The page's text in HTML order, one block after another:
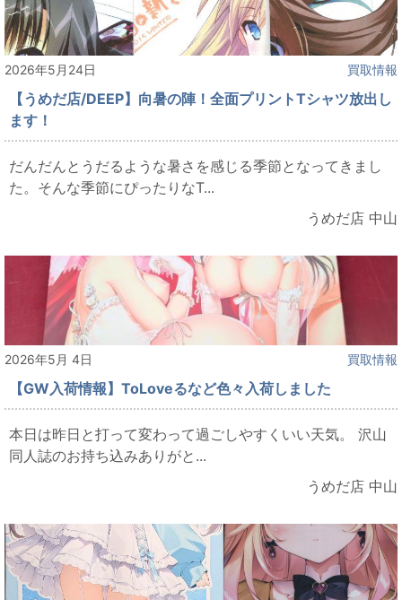
2026年5月24日 買取情報
【うめだ店/DEEP】向暑の陣！全面プリントTシャツ放出し
ます！
だんだんとうだるような暑さを感じる季節となってきまし
た。そんな季節にぴったりなT...
うめだ店 中山
2026年5月 4日 買取情報
【GW入荷情報】ToLoveるなど色々入荷しました
本日は昨日と打って変わって過ごしやすくいい天気。 沢山
同人誌のお持ち込みありがと...
うめだ店 中山